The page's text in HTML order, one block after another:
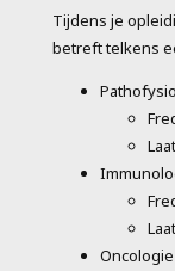
Tijdens je
betreft telkens
Oncologie